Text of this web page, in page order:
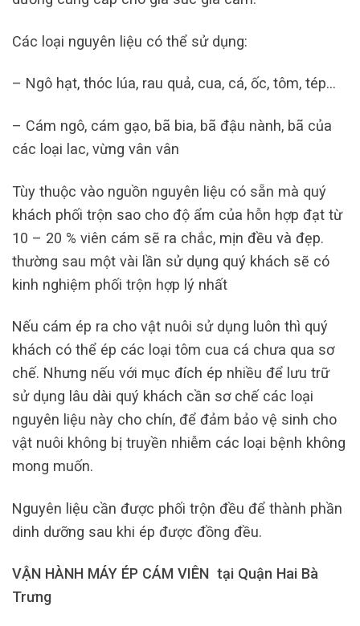
Các loại nguyên liệu có thể sử dụng:
– Ngô hạt, thóc lúa, rau quả, cua, cá, ốc, tôm, tép…
– Cám ngô, cám gạo, bã bia, bã đậu nành, bã của
các loại lac, vừng vân vân
Tùy thuộc vào nguồn nguyên liệu có sẵn mà quý
khách phối trộn sao cho độ ẩm của hỗn hợp đạt từ
10 – 20 % viên cám sẽ ra chắc, mịn đều và đẹp.
thường sau một vài lần sử dụng quý khách sẽ có
kinh nghiệm phối trộn hợp lý nhất
Nếu cám ép ra cho vật nuôi sử dụng luôn thì quý
khách có thể ép các loại tôm cua cá chưa qua sơ
chế. Nhưng nếu với mục đích ép nhiều để lưu trữ
sử dụng lâu dài quý khách cần sơ chế các loại
nguyên liệu này cho chín, để đảm bảo vệ sinh cho
vật nuôi không bị truyền nhiễm các loại bệnh không
mong muốn.
Nguyên liệu cần được phối trộn đều để thành phần
dinh dưỡng sau khi ép được đồng đều.
VẬN HÀNH MÁY ÉP CÁM VIÊN tại Quận Hai Bà
Trưng